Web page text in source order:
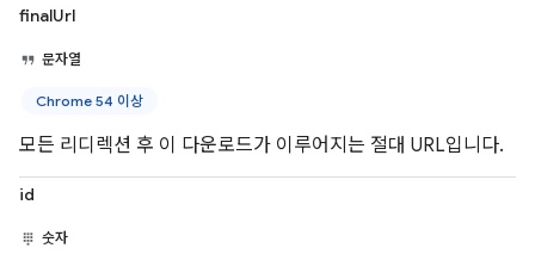
finalUrl
문자열
Chrome 54 이상
모든 리디렉션 후 이 다운로드가 이루어지는 절대 URL입니다.
id
숫자